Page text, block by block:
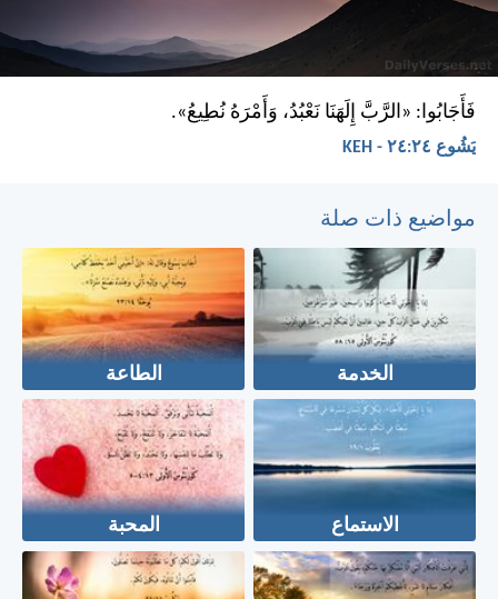
فَأَجَابُوا: «الرَّبَّ إِلَهَنَا نَعْبُدُ، وَأَمْرَهُ نُطِيعُ».
يَشُوع ٢٤:‏٢٤ - KEH
مواضيع ذات صلة
الخدمة الطاعة
الاستماع المحبة